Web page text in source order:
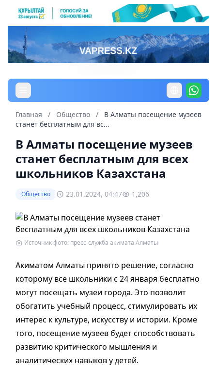
Главная / Общество /
В Алматы посещение музеев
станет бесплатным для вс...
В Алматы посещение музеев
станет бесплатным для всех
школьников Казахстана
Общество 23.01.2024, 04:47 1,206
Источник фото: пресс-служба акимата Алматы
Акиматом Алматы принято решение, согласно
которому все школьники с 24 января бесплатно
могут посещать музеи города. Это позволит
обогатить учебный процесс, стимулировать их
интерес к культуре, искусству и истории. Кроме
того, посещение музеев будет способствовать
развитию критического мышления и
аналитических навыков у детей.